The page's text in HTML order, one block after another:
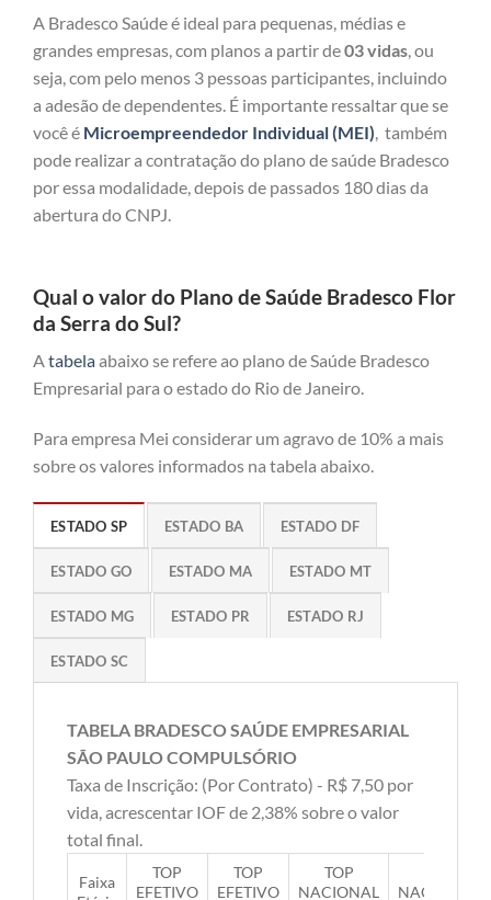
A Bradesco Saúde é ideal para pequenas, médias e
grandes empresas, com planos a partir de03 vidas, ou
seja, com pelo menos 3 pessoas participantes, incluindo
a adesão de dependentes. É importante ressaltar que se
você é Microempreendedor Individual (MEI), também
pode realizar a contratação do plano de saúde Bradesco
por essa modalidade, depois de passados 180 dias da
abertura do CNPJ.
Qual o valor do Plano de Saúde Bradesco Flor
da Serra do Sul?
Atabelaabaixo se refere ao plano de Saúde Bradesco
Empresarial para o estado do Rio de Janeiro.
Para empresa Mei considerar um agravo de 10% a mais
sobre os valores informados na tabela abaixo.
ESTADO SP ESTADO BA ESTADO DF
ESTADO GO ESTADO MA ESTADO MT
ESTADO MG ESTADO PR ESTADO RJ
ESTADO SC
TABELA BRADESCO SAÚDE EMPRESARIAL
SÃO PAULO COMPULSÓRIO
Taxa de Inscrição: (Por Contrato) - R$ 7,50 por
vida, acrescentar IOF de 2,38% sobre o valor
total final.
Faixa
TOP
EFETIVO
TOP
EFETIVO
TOP
NACIONAL
NACIONAL